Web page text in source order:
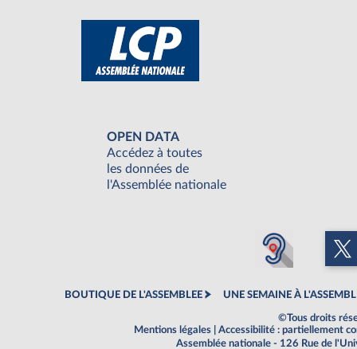
OPEN DATA
Accédez à toutes
les données de
l'Assemblée nationale
BOUTIQUE DE L'ASSEMBLEE UNE SEMAINE À
©Tous droits
Mentions légales
Accessibilité : partiellement
Assemblée nationale - 126 Rue de